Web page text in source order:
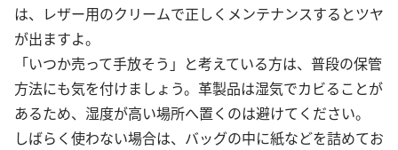
は、レザー用のクリームで正しくメンテナンスするとツヤ
が出ますよ。
「いつか売って手放そう」と考えている方は、普段の保管
方法にも気を付けましょう。革製品は湿気でカビることが
あるため、湿度が高い場所へ置くのは避けてください。
しばらく使わない場合は、バッグの中に紙などを詰めてお